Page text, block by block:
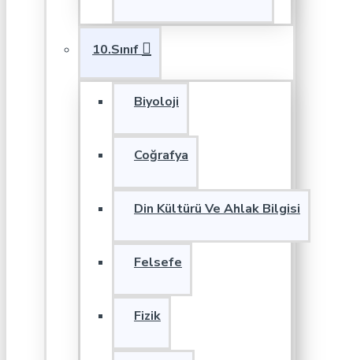
10.Sınıf
Biyoloji
Coğrafya
Din Kültürü Ve Ahlak Bilgisi
Felsefe
Fizik